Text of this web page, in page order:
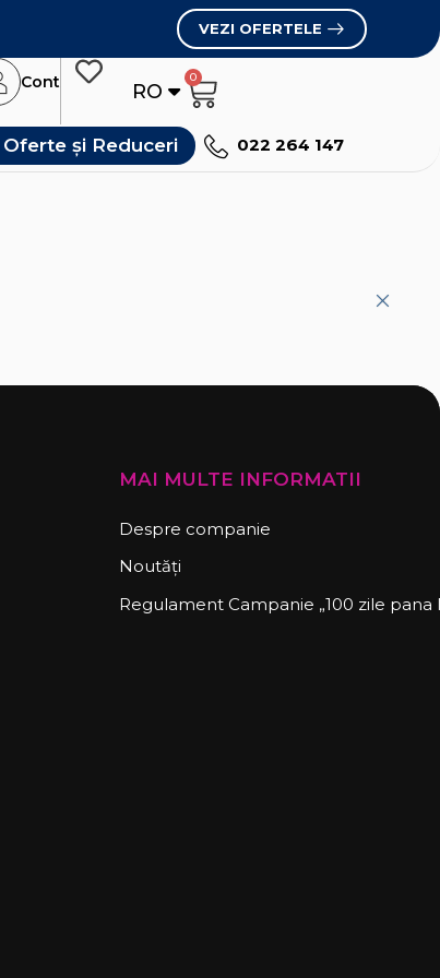
VEZI OFERTELE
Cont RO
RU
0
Oferte și Reduceri 022 264 147
MAI MULTE INFORMATII
Despre companie
Noutăți
Regulament Campanie „100 zile pana